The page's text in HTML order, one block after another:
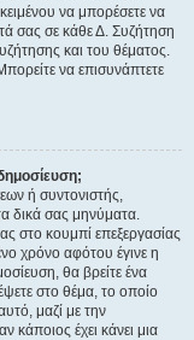
να μπορέσετε να
σας σε κάθε Δ. Συζήτηση
και του θέματος.
να επισυνάπτετε
ή συντονιστής,
δικά σας μηνύματα.
στο κουμπί επεξεργασίας
χρόνο αφότου έγινε η
θα βρείτε ένα
στο θέμα, το οποίο
μαζί με την
κάποιος έχει κάνει μια